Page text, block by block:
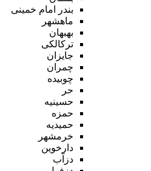
بندر امام خمینی
ماهشهر
بهبهان
ترکالکی
جایزان
چمران
چوبیده
حر
حسینیه
حمزه
حمیدیه
خرمشهر
دارخوین
دزآب